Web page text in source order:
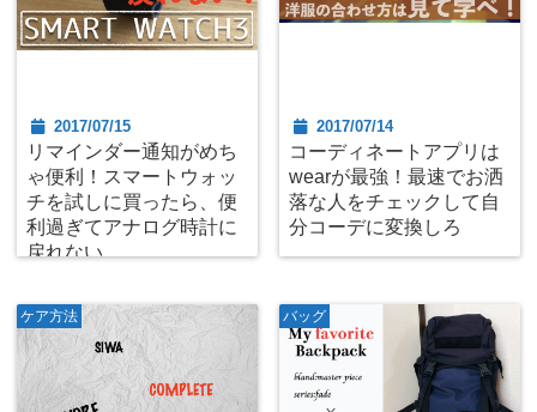
2017/07/15
リマインダー通知がめち
ゃ便利！スマートウォッ
チを試しに買ったら、便
利過ぎてアナログ時計に
戻れない
2017/07/14
コーディネートアプリは
wearが最強！最速でお洒
落な人をチェックして自
分コーデに変換しろ
ケア方法 バッグ